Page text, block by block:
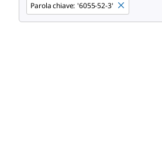
Parola chiave: '6055-52-3'